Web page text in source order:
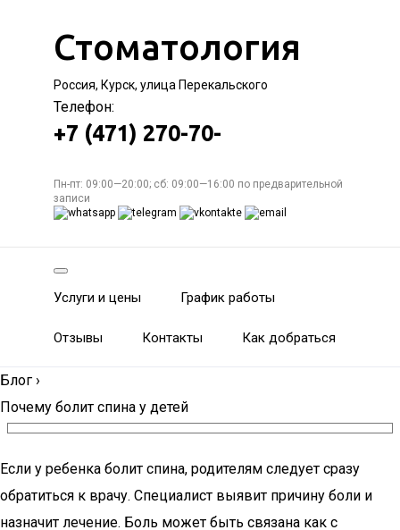
Стоматология
Россия, Курск, улица Перекальского
Телефон:
+7 (471) 270-70-
Пн-пт: 09:00—20:00; сб: 09:00—16:00 по предварительной
записи
Услуги и цены График работы
Отзывы Контакты Как добраться
Блог ›
Почему болит спина у детей
Если у ребенка болит спина, родителям следует сразу
обратиться к врачу. Специалист выявит причину боли и
назначит лечение. Боль может быть связана как с